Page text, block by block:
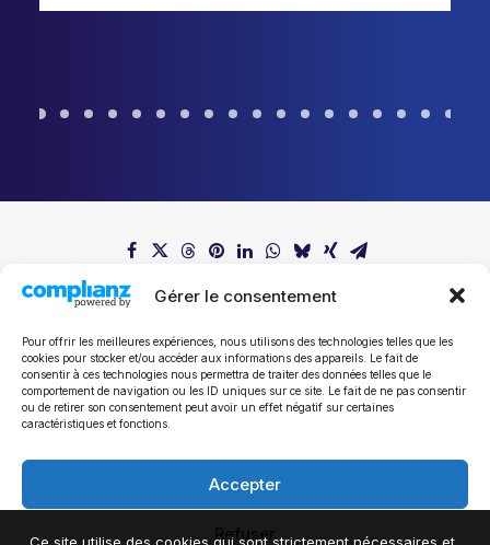
Gérer le consentement
Pour offrir les meilleures expériences, nous utilisons des technologies telles que les
cookies pour stocker et/ou accéder aux informations des appareils. Le fait de
consentir à ces technologies nous permettra de traiter des données telles que le
comportement de navigation ou les ID uniques sur ce site. Le fait de ne pas consentir
ou de retirer son consentement peut avoir un effet négatif sur certaines
caractéristiques et fonctions.
Accepter
Refuser
Tous les communiqués de presse